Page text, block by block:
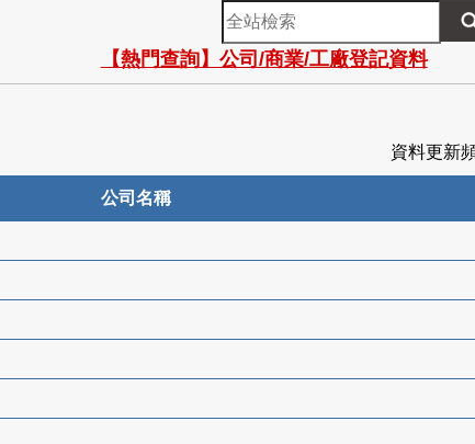
全
站
檢
索
【熱門查詢】公司/商業/工廠登記資料
資料更新
公司名稱